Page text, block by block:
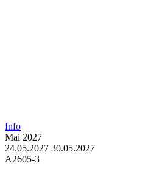
Info
Mai 2027
24.05.2027 30.05.2027
A2605-3